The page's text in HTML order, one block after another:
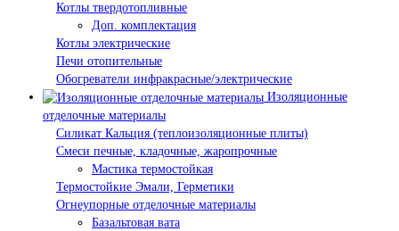
Котлы твердотопливные
Доп. комплектация
Котлы электрические
Печи отопительные
Обогреватели инфракрасные/электрические
Изоляционные
отделочные материалы
Силикат Кальция (теплоизоляционные плиты)
Смеси печные, кладочные, жаропрочные
Мастика термостойкая
Термостойкие Эмали, Герметики
Огнеупорные отделочные материалы
Базальтовая вата